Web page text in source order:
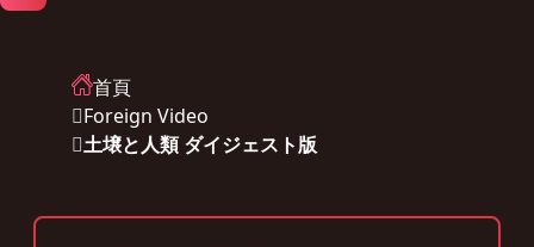
首頁
Foreign Video
土壌と人類 ダイジェスト版